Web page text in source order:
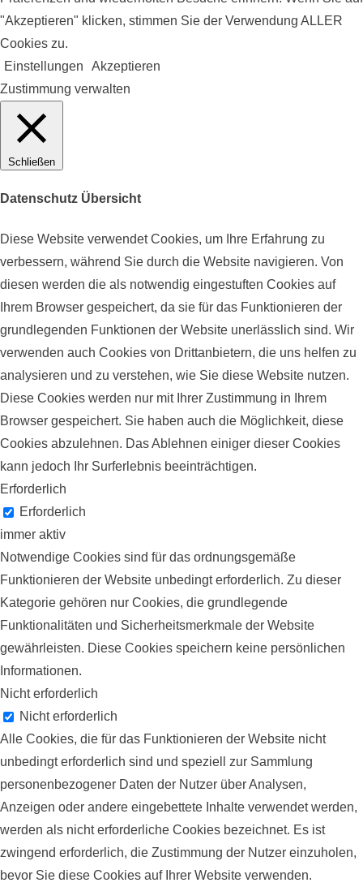
"Akzeptieren" klicken, stimmen Sie der Verwendung ALLER
Cookies zu.
Einstellungen
Akzeptieren
Zustimmung verwalten
Schließen
Datenschutz Übersicht
Diese Website verwendet Cookies, um Ihre Erfahrung zu
verbessern, während Sie durch die Website navigieren. Von
diesen werden die als notwendig eingestuften Cookies auf
Ihrem Browser gespeichert, da sie für das Funktionieren der
grundlegenden Funktionen der Website unerlässlich sind. Wir
verwenden auch Cookies von Drittanbietern, die uns helfen zu
analysieren und zu verstehen, wie Sie diese Website nutzen.
Diese Cookies werden nur mit Ihrer Zustimmung in Ihrem
Browser gespeichert. Sie haben auch die Möglichkeit, diese
Cookies abzulehnen. Das Ablehnen einiger dieser Cookies
kann jedoch Ihr Surferlebnis beeinträchtigen.
Erforderlich
Erforderlich
immer aktiv
Notwendige Cookies sind für das ordnungsgemäße
Funktionieren der Website unbedingt erforderlich. Zu dieser
Kategorie gehören nur Cookies, die grundlegende
Funktionalitäten und Sicherheitsmerkmale der Website
gewährleisten. Diese Cookies speichern keine persönlichen
Informationen.
Nicht erforderlich
Nicht erforderlich
Alle Cookies, die für das Funktionieren der Website nicht
unbedingt erforderlich sind und speziell zur Sammlung
personenbezogener Daten der Nutzer über Analysen,
Anzeigen oder andere eingebettete Inhalte verwendet werden,
werden als nicht erforderliche Cookies bezeichnet. Es ist
zwingend erforderlich, die Zustimmung der Nutzer einzuholen,
bevor Sie diese Cookies auf Ihrer Website verwenden.